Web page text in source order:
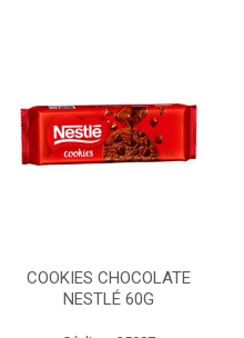
COOKIES CHOCOLATE
NESTLÉ 60G